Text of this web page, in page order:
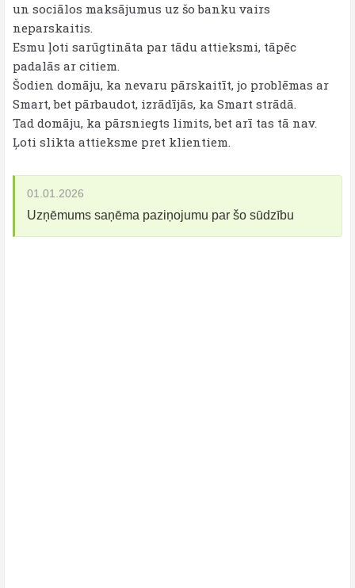
un sociālos maksājumus uz šo banku vairs
neparskaitis.
Esmu ļoti sarūgtināta par tādu attieksmi, tāpēc
padalās ar citiem.
Šodien domāju, ka nevaru pārskaitīt, jo problēmas ar
Smart, bet pārbaudot, izrādījās, ka Smart strādā.
Tad domāju, ka pārsniegts limits, bet arī tas tā nav.
Ļoti slikta attieksme pret klientiem.
01.01.2026
Uzņēmums saņēma paziņojumu par šo sūdzību